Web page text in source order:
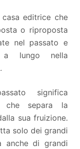
editrice che
o riproposta
nel passato e
a lungo nella
significa
che separa la
sua fruizione.
solo dei grandi
anche di grandi